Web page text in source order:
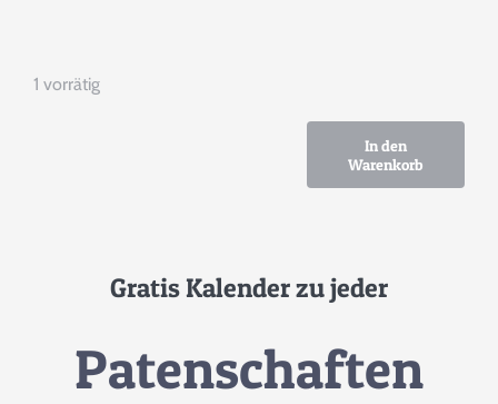
1 vorrätig
12
In den
Warenkorb
Gratis Kalender zu jeder
Patenschaften